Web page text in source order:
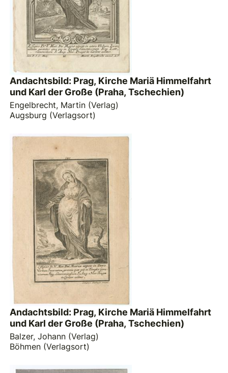
Andachtsbild: Prag, Kirche Mariä Himmelfahrt
und Karl der Große (Praha, Tschechien)
Engelbrecht, Martin (Verlag)
Augsburg (Verlagsort)
Andachtsbild: Prag, Kirche Mariä Himmelfahrt
und Karl der Große (Praha, Tschechien)
Balzer, Johann (Verlag)
Böhmen (Verlagsort)